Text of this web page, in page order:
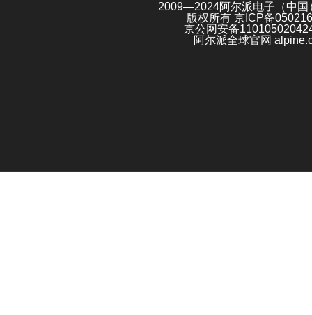
2009—2024阿尔派电子（中国
版权所有 京ICP备
京公网安备
阿尔派全球官网